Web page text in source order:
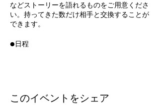
などストーリーを語れるものをご用意くださ
い。持ってきた数だけ相手と交換することが
できます。
●日程
2023/6/17(土)
このイベントをシェア